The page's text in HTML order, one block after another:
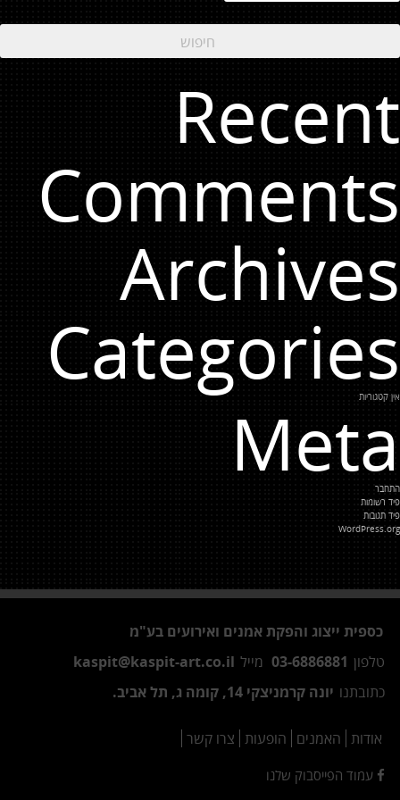
Recent
Comments
Archives
Categories
אין קטגוריות
Meta
התחבר
פיד רשומות
פיד תגובות
WordPress.org
כספית ייצוג והפקת אמנים ואירועים בע"מ
טלפון 03-6886881 מייל kaspit@kaspit-art.co.il
כתובתנו יונה קרמניצקי 14, קומה ג, תל אביב.
אודות האמנים הופעות צרו קשר
עמוד הפייסבוק שלנו